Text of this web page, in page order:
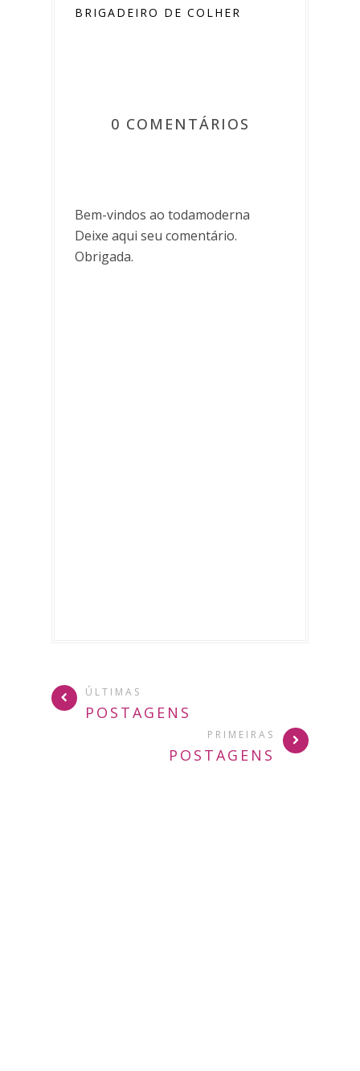
BRIGADEIRO DE COLHER
0 COMENTÁRIOS
Bem-vindos ao todamoderna
Deixe aqui seu comentário.
Obrigada.
ÚLTIMAS
POSTAGENS
PRIMEIRAS
POSTAGENS